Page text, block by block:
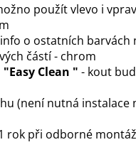
použít vlevo i
o ostatních
částí - chrom
Clean " - kout
(není nutná instalace
rok při odborné